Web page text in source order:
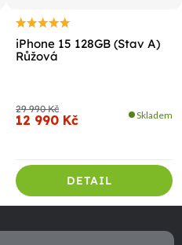
iPhone 15 128GB (Stav A)
Růžová
29 990 Kč
12 990 Kč Skladem
DETAIL